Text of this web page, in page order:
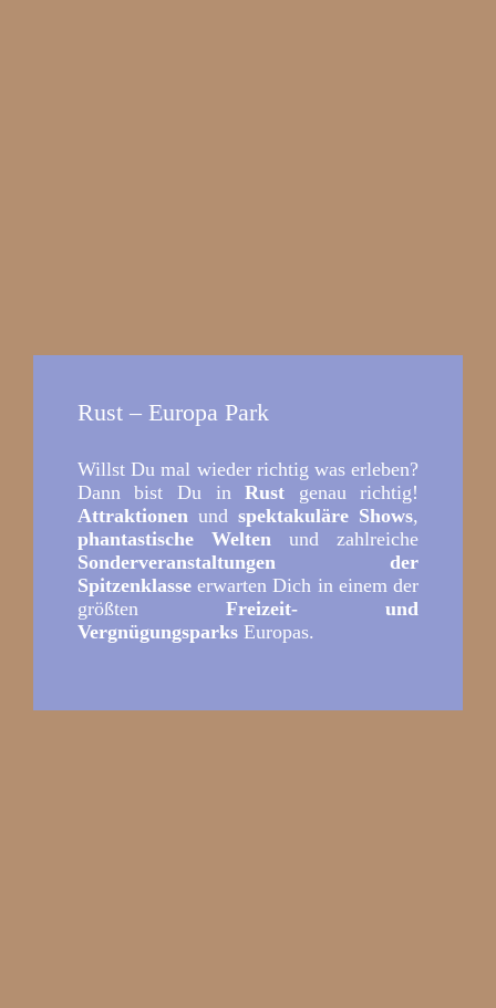
Rust – Europa Park
Willst Du mal wieder richtig was erleben?
Dann bist Du inRust genau richtig!
Attraktionenundspektakuläre Shows,
phantastische Welten und zahlreiche
Sonderveranstaltungen der
Spitzenklasseerwarten Dich in einem der
größten Freizeit- und
VergnügungsparksEuropas.